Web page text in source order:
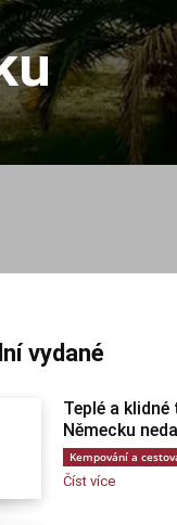
vydané
Teplé a
Německu
Kempování a
Číst více